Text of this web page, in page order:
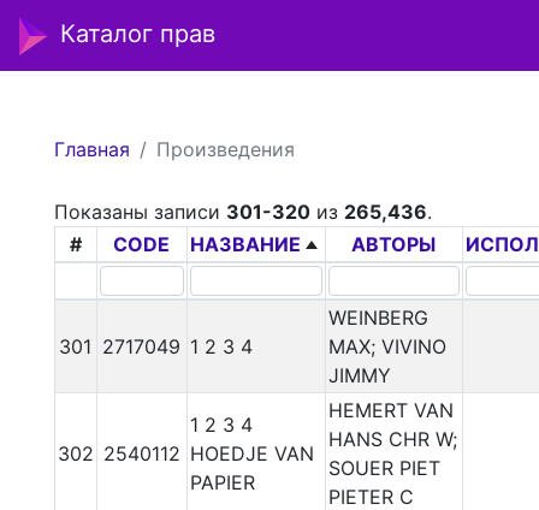
Каталог прав
Главная Произведения
Показаны записи 301-320из 265,436.
#
CODE НАЗВАНИЕ АВТОРЫ
301 2717049 1 2 3 4
WEINBERG
MAX; VIVINO
JIMMY
302 2540112
1 2 3 4
HOEDJE VAN
PAPIER
HEMERT VAN
HANS CHR W;
SOUER PIET
PIETER C